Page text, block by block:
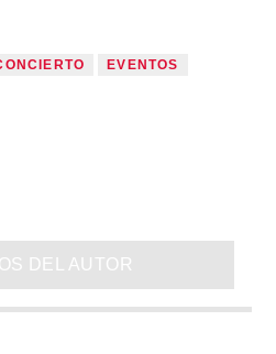
EVENTOS
DEL AUTOR